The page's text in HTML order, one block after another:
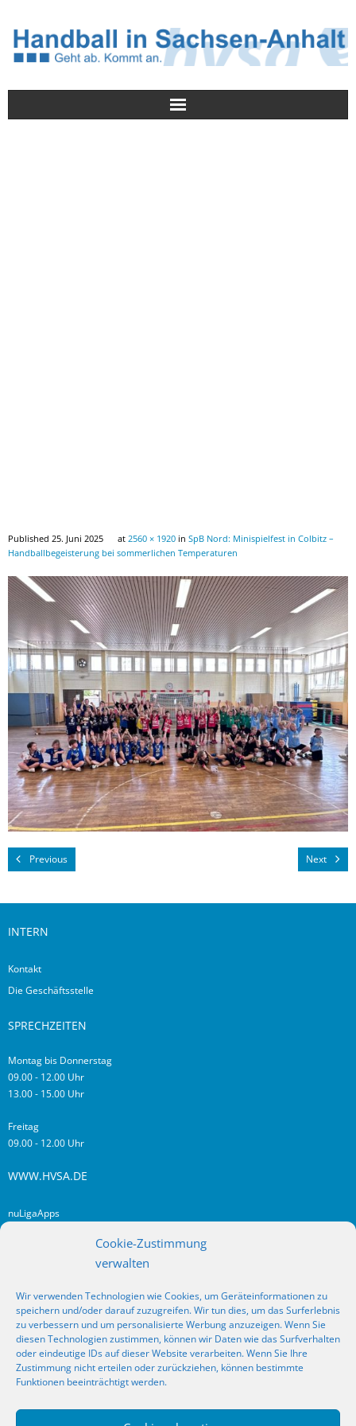
Cookie-Zustimmung
verwalten
Wir verwenden Technologien wie Cookies, um Geräteinformationen zu
speichern und/oder darauf zuzugreifen. Wir tun dies, um das Surferlebnis
zu verbessern und um personalisierte Werbung anzuzeigen. Wenn Sie
diesen Technologien zustimmen, können wir Daten wie das Surfverhalten
oder eindeutige IDs auf dieser Website verarbeiten. Wenn Sie Ihre
Zustimmung nicht erteilen oder zurückziehen, können bestimmte
Funktionen beeinträchtigt werden.
Published 25. Juni 2025 at 2560 × 1920 in SpB Nord: Minispielfest in Colbitz –
Handballbegeisterung bei sommerlichen Temperaturen
Previous Next
INTERN
Kontakt
Die Geschäftsstelle
SPRECHZEITEN
Montag bis Donnerstag
09.00 - 12.00 Uhr
13.00 - 15.00 Uhr
Freitag
09.00 - 12.00 Uhr
WWW.HVSA.DE
nuLigaApps
RSS
Fragen? Kontakt!
SOCIAL MEDIA